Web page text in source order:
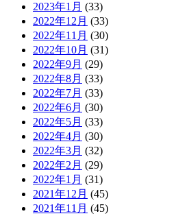
2023年1月 (33)
2022年12月 (33)
2022年11月 (30)
2022年10月 (31)
2022年9月 (29)
2022年8月 (33)
2022年7月 (33)
2022年6月 (30)
2022年5月 (33)
2022年4月 (30)
2022年3月 (32)
2022年2月 (29)
2022年1月 (31)
2021年12月 (45)
2021年11月 (45)